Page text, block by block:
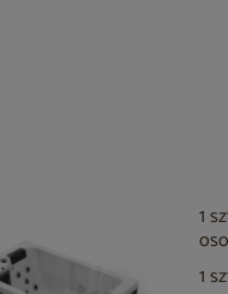
1
1